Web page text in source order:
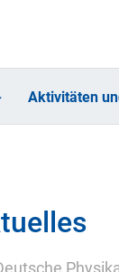
Aktivitäten